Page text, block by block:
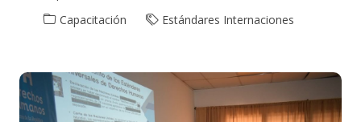
Capacitación
Estándares Internaciones